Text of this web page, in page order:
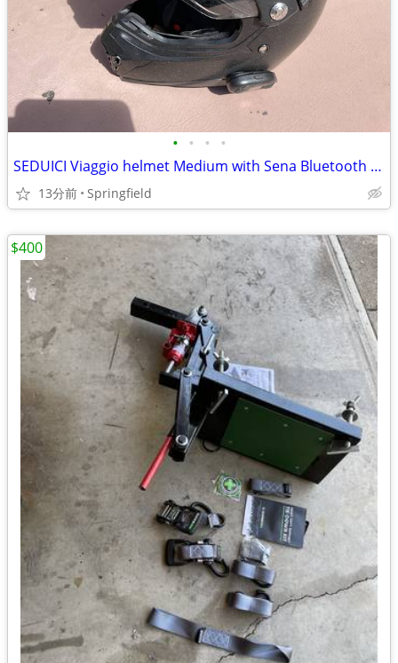
• • • •
SEDUICI Viaggio helmet Medium with Sena Bluetooth quick buckle
13分前 Springfield
$400